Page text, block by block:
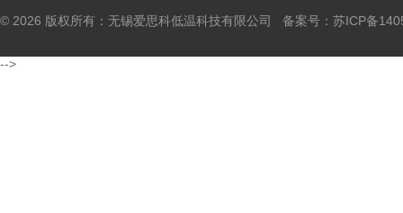
© 2026 版权所有：无锡爱思科低温科技有限公司 备案号： 苏ICP备
-->